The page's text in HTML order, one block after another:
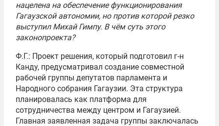
нацелена на обеспечение функционирования
Гагаузской автономии, но против которой резко
выступил Михай Гимпу. В чём суть этого
законопроекта?
Ф.Г.: Проект решения, который подготовил г-н
Канду, предусматривал создание совместной
рабочей группы депутатов парламента и
Народного собрания Гагаузии. Эта структура
планировалась как платформа для
сотрудничества между центром и Гагаузией.
Главная заявленная задача группы заключалась